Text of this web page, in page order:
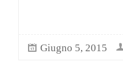
Giugno 5, 2015